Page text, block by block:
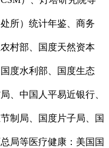
所）统计年鉴、商务
村部、国度天然资本
度水利部、国度生态
、中国人平易近银行、
制局、国度片子局、国
局等医疗健康：美国国